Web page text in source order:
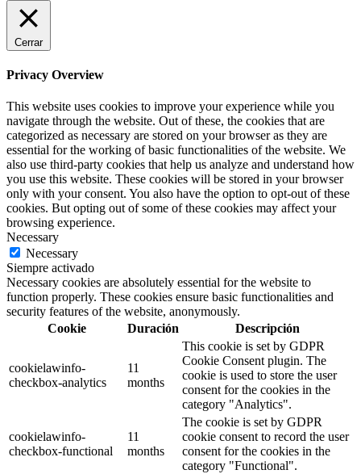
Cerrar
Privacy Overview
This website uses cookies to improve your experience while you
navigate through the website. Out of these, the cookies that are
categorized as necessary are stored on your browser as they are
essential for the working of basic functionalities of the website. We
also use third-party cookies that help us analyze and understand how
you use this website. These cookies will be stored in your browser
only with your consent. You also have the option to opt-out of these
cookies. But opting out of some of these cookies may affect your
browsing experience.
Necessary
Necessary
Siempre activado
Necessary cookies are absolutely essential for the website to
function properly. These cookies ensure basic functionalities and
security features of the website, anonymously.
Cookie
Duración Descripción
cookielawinfo-
checkbox-analytics
11
months
This cookie is set by GDPR
Cookie Consent plugin. The
cookie is used to store the user
consent for the cookies in the
category "Analytics".
cookielawinfo-
checkbox-functional
11
months
The cookie is set by GDPR
cookie consent to record the user
consent for the cookies in the
category "Functional".